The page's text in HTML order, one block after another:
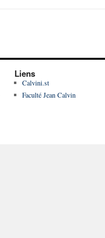
Liens
Calvini.st
Faculté Jean Calvin